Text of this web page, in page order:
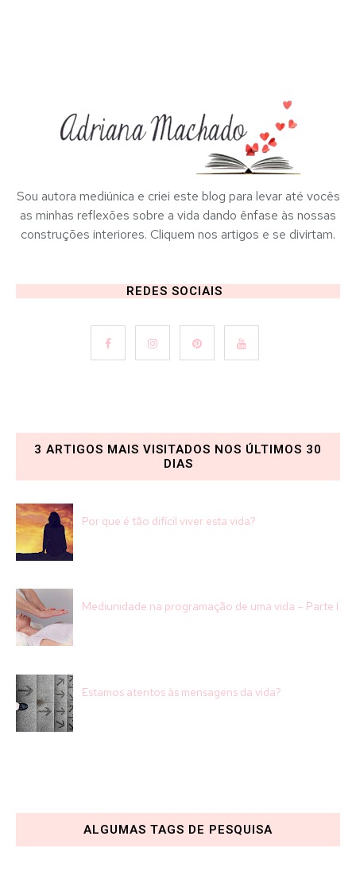
Sou autora mediúnica e criei este blog para levar até vocês
as minhas reflexões sobre a vida dando ênfase às nossas
construções interiores. Cliquem nos artigos e se divirtam.
REDES SOCIAIS
3 ARTIGOS MAIS VISITADOS NOS ÚLTIMOS 30
DIAS
Por que é tão difícil viver esta vida?
Mediunidade na programação de uma vida – Parte I
Estamos atentos às mensagens da vida?
ALGUMAS TAGS DE PESQUISA